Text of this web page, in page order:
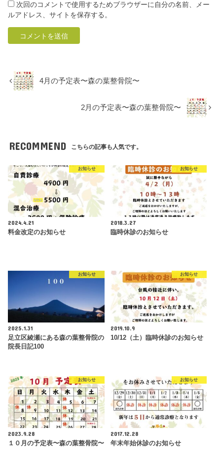
次回のコメントで使用するためブラウザーに自分の名前、メー
ルアドレス、サイトを保存する。
4月の予定表〜森の葉整骨院〜
2月の予定表〜森の葉整骨院〜
RECOMMEND こちらの記事も人気です。
お知らせ
2024.4.21
料金改定のお知らせ
お知らせ
2018.3.27
臨時休診のお知らせ
お知らせ
2025.1.31
足立区綾瀬にある森の葉整骨院の
院長日記100
お知らせ
2019.10.9
10/12（土）臨時休診のお知らせ
お知らせ
2023.9.28
１０月の予定表〜森の葉整骨院〜
お知らせ
2017.12.28
年末年始休診のお知らせ